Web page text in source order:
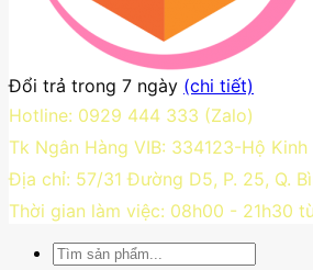
Đổi trả trong 7 ngày (chi tiết)
Hotline: 0929 444 333 (Zalo)
Tk Ngân Hàng VIB: 334123-Hộ Kinh
Địa chỉ: 57/31 Đường D5, P. 25, Q.
Thời gian làm việc: 08h00 - 21h30
Tìm